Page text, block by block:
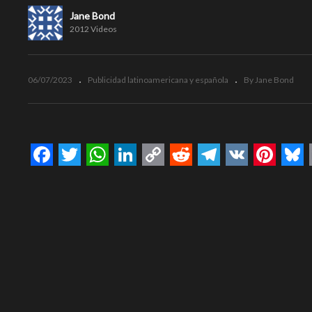
Jane Bond
2012 Videos
06/07/2023 Publicidad latinoamericana y española By Jane Bond